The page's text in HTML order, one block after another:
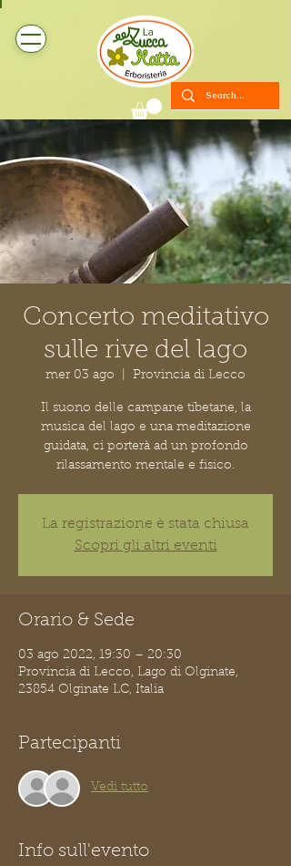
Concerto meditativo
sulle rive del lago
mer 03 ago Provincia di Lecco
Il suono delle campane tibetane, la
musica del lago e una meditazione
guidata, ci porterà ad un profondo
rilassamento mentale e fisico.
La registrazione è stata chiusa
Scopri gli altri eventi
Orario & Sede
03 ago 2022, 19:30 – 20:30
Provincia di Lecco, Lago di Olginate,
23854 Olginate LC, Italia
Partecipanti
Vedi tutto
Info sull'evento